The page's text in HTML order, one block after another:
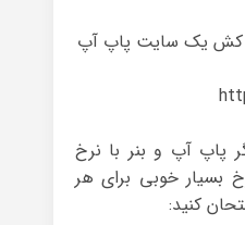
کش یک سایت پاپ آپ
پاپ آپ و بنر با نرخ
بسیار خوبی برای هر
کنید: